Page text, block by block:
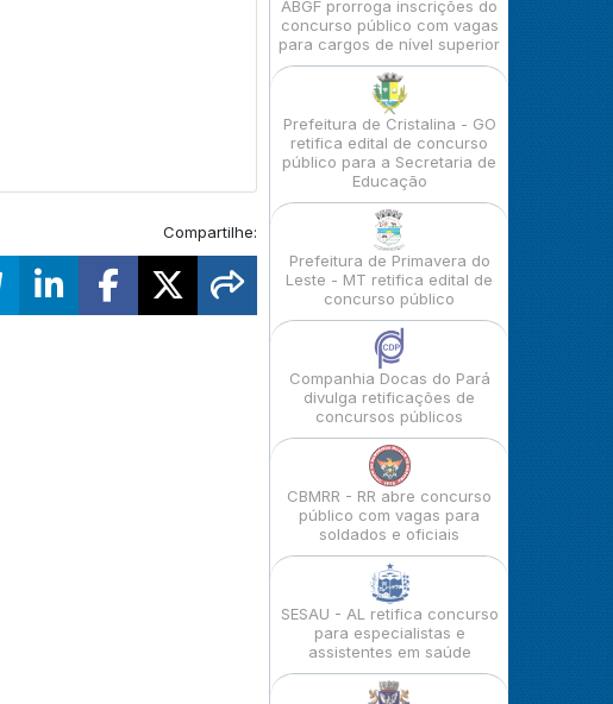
Compartilhe:
ABGF prorroga inscrições do
concurso público com vagas
para cargos de nível superior
Prefeitura de Cristalina - GO
retifica edital de concurso
público para a Secretaria de
Educação
Prefeitura de Primavera do
Leste - MT retifica edital de
concurso público
Companhia Docas do Pará
divulga retificações de
concursos públicos
CBMRR - RR abre concurso
público com vagas para
soldados e oficiais
SESAU - AL retifica concurso
para especialistas e
assistentes em saúde